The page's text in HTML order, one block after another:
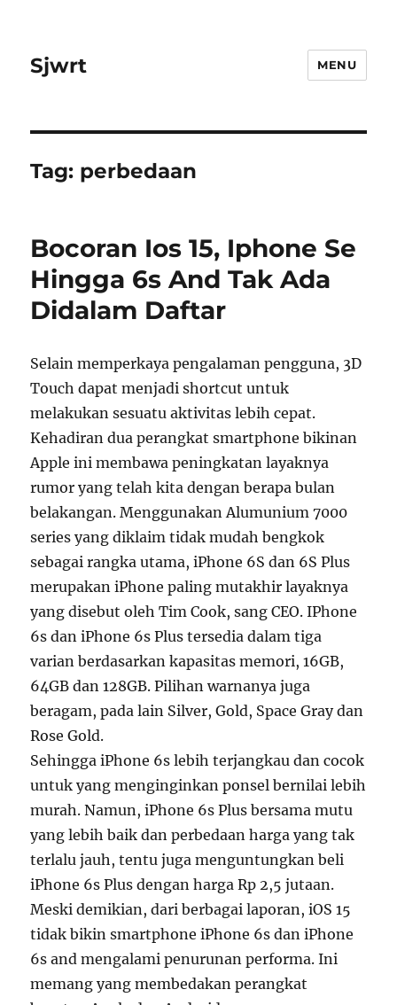
Sjwrt MENU
Tag: perbedaan
Bocoran Ios 15, Iphone Se
Hingga 6s And Tak Ada
Didalam Daftar
Selain memperkaya pengalaman pengguna, 3D
Touch dapat menjadi shortcut untuk
melakukan sesuatu aktivitas lebih cepat.
Kehadiran dua perangkat smartphone bikinan
Apple ini membawa peningkatan layaknya
rumor yang telah kita dengan berapa bulan
belakangan. Menggunakan Alumunium 7000
series yang diklaim tidak mudah bengkok
sebagai rangka utama, iPhone 6S dan 6S Plus
merupakan iPhone paling mutakhir layaknya
yang disebut oleh Tim Cook, sang CEO. IPhone
6s dan iPhone 6s Plus tersedia dalam tiga
varian berdasarkan kapasitas memori, 16GB,
64GB dan 128GB. Pilihan warnanya juga
beragam, pada lain Silver, Gold, Space Gray dan
Rose Gold.
Sehingga iPhone 6s lebih terjangkau dan cocok
untuk yang menginginkan ponsel bernilai lebih
murah. Namun, iPhone 6s Plus bersama mutu
yang lebih baik dan perbedaan harga yang tak
terlalu jauh, tentu juga menguntungkan beli
iPhone 6s Plus dengan harga Rp 2,5 jutaan.
Meski demikian, dari berbagai laporan, iOS 15
tidak bikin smartphone iPhone 6s dan iPhone
6s and mengalami penurunan performa. Ini
memang yang membedakan perangkat